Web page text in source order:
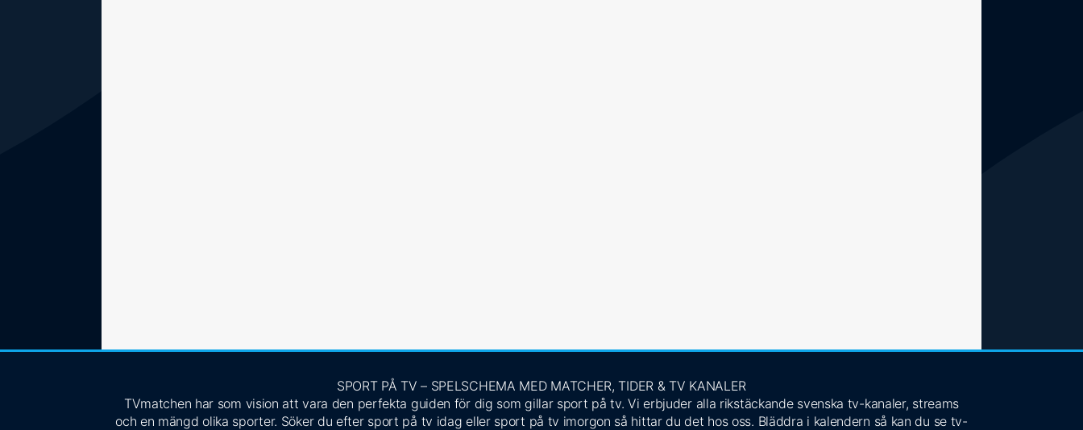
SPORT PÅ TV – SPELSCHEMA MED MATCHER, TIDER & TV KANALER
TVmatchen har som vision att vara den perfekta guiden för dig som gillar sport på tv. Vi erbjuder alla rikstäckande svenska tv-kanaler, streams
och en mängd olika sporter. Söker du efter sport på tv idag eller sport på tv imorgon så hittar du det hos oss. Bläddra i kalendern så kan du se tv-